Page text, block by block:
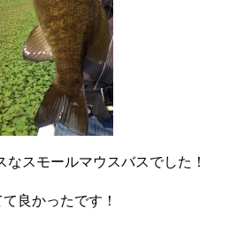
なスモールマウスバスでした！
良かったです！